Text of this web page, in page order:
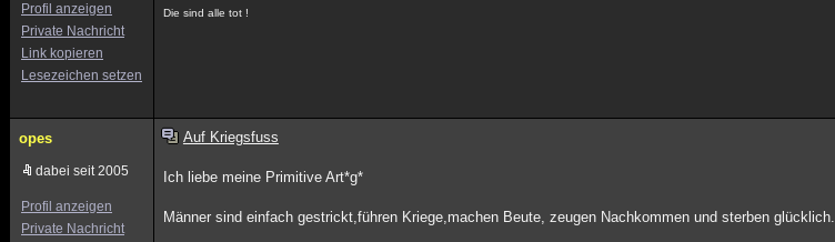
Profil anzeigen
Private Nachricht
Link kopieren
Lesezeichen setzen
Die sind alle tot !
opes
dabei seit 2005
Profil anzeigen
Private Nachricht
Auf Kriegsfuss
Ich liebe meine Primitive Art*g*
Männer sind einfach gestrickt,führen Kriege,machen Beute, zeugen Nachkommen und sterben glücklich.